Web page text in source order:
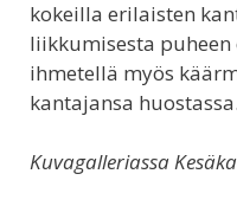
kokeilla erilaisten
liikkumisesta puheen
ihmetellä myös
kantajansa huostassa.
Kuvagalleriassa